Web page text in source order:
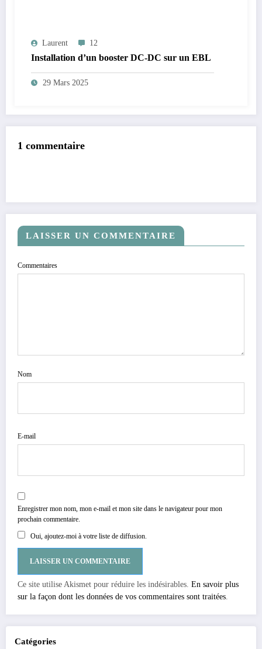
Laurent 12
Installation d’un booster DC-DC sur un EBL
29 Mars 2025
1 commentaire
LAISSER UN COMMENTAIRE
Commentaires
Nom
E-mail
Enregistrer mon nom, mon e-mail et mon site dans le navigateur pour mon
prochain commentaire.
Oui, ajoutez-moi à votre liste de diffusion.
Ce site utilise Akismet pour réduire les indésirables. En savoir plus
sur la façon dont les données de vos commentaires sont traitées
Catégories